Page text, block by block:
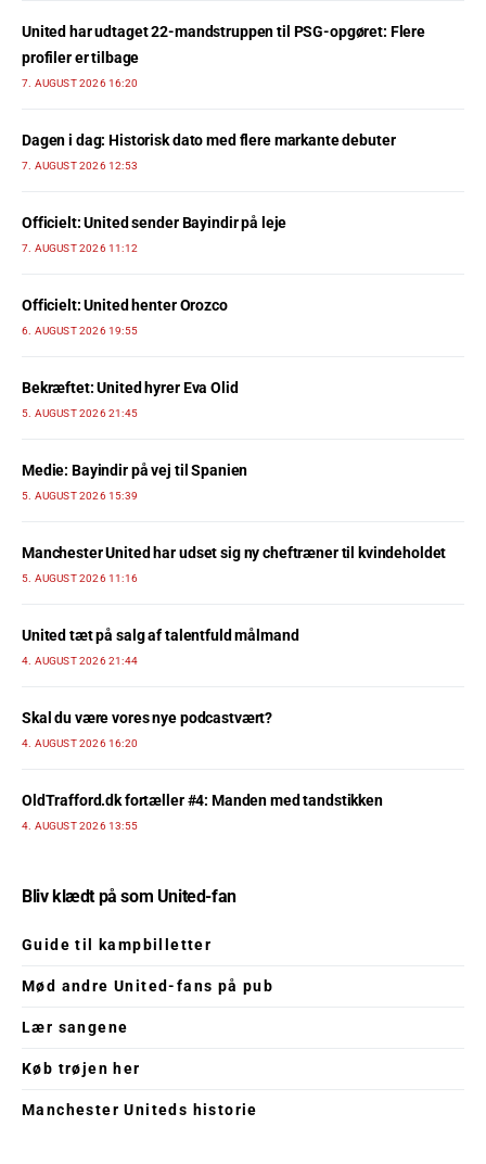
United har udtaget 22-mandstruppen til PSG-opgøret: Flere
profiler er tilbage
7. AUGUST 2026 16:20
Dagen i dag: Historisk dato med flere markante debuter
7. AUGUST 2026 12:53
Officielt: United sender Bayindir på leje
7. AUGUST 2026 11:12
Officielt: United henter Orozco
6. AUGUST 2026 19:55
Bekræftet: United hyrer Eva Olid
5. AUGUST 2026 21:45
Medie: Bayindir på vej til Spanien
5. AUGUST 2026 15:39
Manchester United har udset sig ny cheftræner til kvindeholdet
5. AUGUST 2026 11:16
United tæt på salg af talentfuld målmand
4. AUGUST 2026 21:44
Skal du være vores nye podcastvært?
4. AUGUST 2026 16:20
OldTrafford.dk fortæller #4: Manden med tandstikken
4. AUGUST 2026 13:55
Bliv klædt på som United-fan
Guide til kampbilletter
Mød andre United-fans på pub
Lær sangene
Køb trøjen her
Manchester Uniteds historie